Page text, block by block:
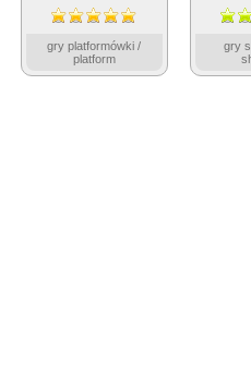
gry platformówki /
platform
gry